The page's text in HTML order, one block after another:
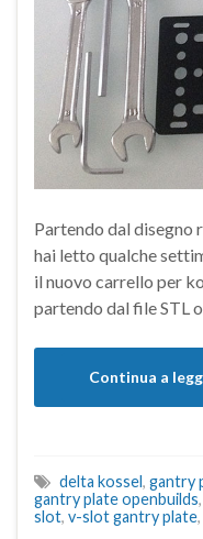
Partendo dal disegno
hai letto qualche
il nuovo carrello per
partendo dal file STL
Continua a
delta kossel, gantry
gantry plate openbuilds,
slot, v-slot gantry plate,